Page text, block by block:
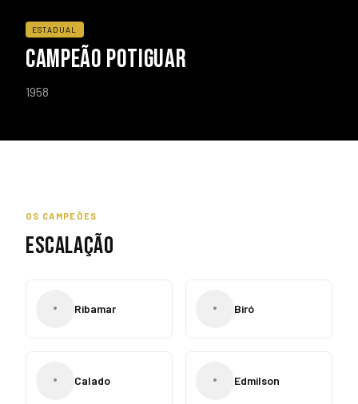
ESTADUAL
CAMPEÃO POTIGUAR
1958
OS CAMPEÕES
ESCALAÇÃO
• Ribamar • Biró
• Calado • Edmilson